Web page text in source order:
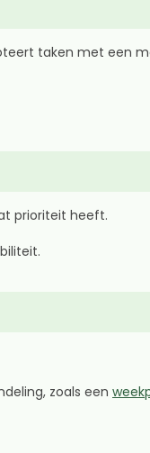
taken met een
prioriteit heeft.
zoals een